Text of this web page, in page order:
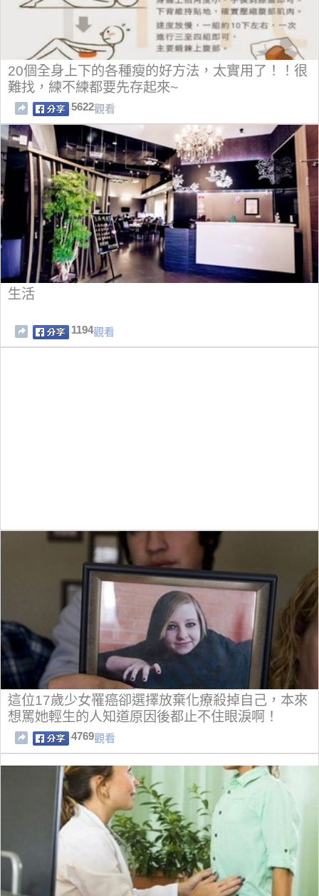
20個全身上下的各種瘦的好方法，太實用了！！很
難找，練不練都要先存起來~
5622觀看
生活
1194觀看
這位17歲少女罹癌卻選擇放棄化療殺掉自己，本來
想罵她輕生的人知道原因後都止不住眼淚啊！
4769觀看